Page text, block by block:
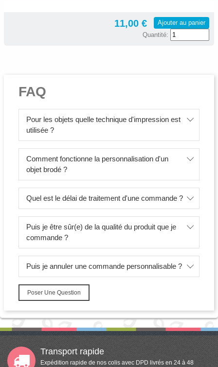
11,00 €
Ajouter au panier
Quantité:
FAQ
Pour les objets quelle technique d'impression est
utilisée ?
Comment fonctionne la personnalisation d'un
objet brodé ?
Quel est le délai de traitement d'une commande ?
Puis je être sûr(e) de la qualité du produit que je
commande ?
Puis je annuler une commande personnalisable ?
Poser Une Question
Transport rapide
Expédition rapide de nos colis avec DPD livrés en 24 à 48